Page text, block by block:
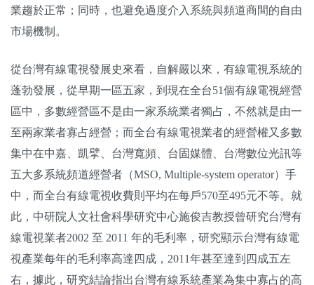
業趨於正常；同時，也避免過度介入系統與頻道商間的自由
市場機制。
從台灣有線電視發展史來看，自解嚴以來，有線電視系統的
蓬勃發展，從早期一區五家，到現在全台51個有線電視經營
區中，多數經營區不是由一家系統業者獨占，不然就是由一
至兩家業者寡占經營；而全台有線電視業者的經營權又多數
集中在中嘉、凱擘、台灣寬頻、台固媒體、台灣數位光訊等
五大多系統頻道經營者（MSO, Multiple-system operator）手
中，而全台有線電視收費則平均在每戶570至495元不等。就
此，中研院人文社會科學研究中心施俊吉教授曾研究台灣有
線電視業者2002 至 2011 年的毛利率，研究顯示台灣有線電
視產業每年的毛利率高達四成，2011年甚至達到四成五左
右，據此，研究結論指出台灣有線系統產業為集中寡占的高